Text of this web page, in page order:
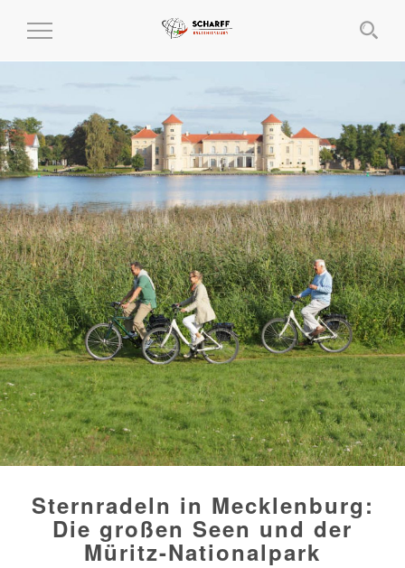
MENÜ
Sternradeln in Mecklenburg:
Die großen Seen und der
Müritz-Nationalpark